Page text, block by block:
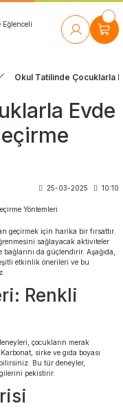
Okul Tatilinde Çocuklarla
Evde
25-03-2025 10:10
geçirmek için harika bir fırsattır.
sağlayacak aktiviteler
da güçlendirir. Aşağıda,
etkinlik önerileri ve bu
Renkli
çocukların merak
sirke ve gıda boyası
Bu tür deneyler,
pekistirir.